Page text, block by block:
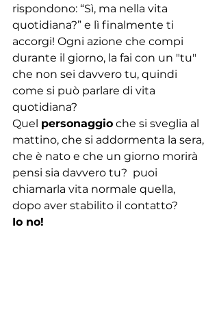
rispondono: “Sì, ma nella vita
quotidiana?” e lì finalmente ti
accorgi! Ogni azione che compi
durante il giorno, la fai con un "tu"
che non sei davvero tu, quindi
come si può parlare di vita
quotidiana?
Quel personaggio che si sveglia al
mattino, che si addormenta la sera,
che è nato e che un giorno morirà
pensi sia davvero tu?  puoi
chiamarla vita normale quella,
dopo aver stabilito il contatto?
Io no!